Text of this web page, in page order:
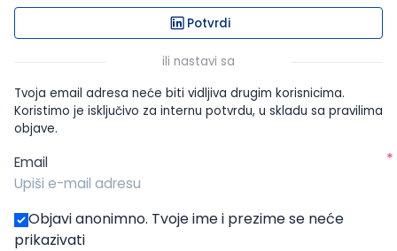
Potvrdi
ili nastavi sa
Tvoja email adresa neće biti vidljiva drugim korisnicima.
Koristimo je isključivo za internu potvrdu, u skladu sa pravilima
objave.
Email *
Objavi anonimno. Tvoje ime i prezime se neće
prikazivati